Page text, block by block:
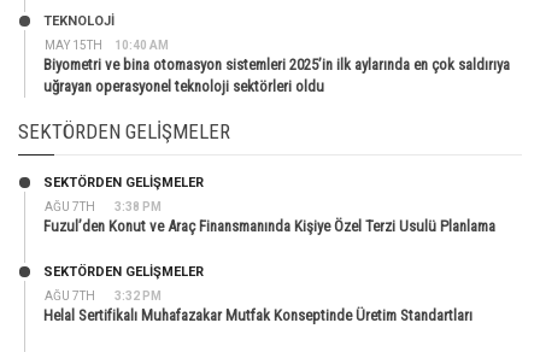
MAY 15TH 10:40 AM
TEKNOLOJİ
Biyometri ve bina otomasyon sistemleri 2025’in ilk aylarında en çok saldırıya
uğrayan operasyonel teknoloji sektörleri oldu
SEKTÖRDEN GELIŞMELER
AĞU 7TH 3:38 PM
SEKTÖRDEN GELIŞMELER
Fuzul’den Konut ve Araç Finansmanında Kişiye Özel Terzi Usulü Planlama
AĞU 7TH 3:32 PM
SEKTÖRDEN GELIŞMELER
Helal Sertifikalı Muhafazakar Mutfak Konseptinde Üretim Standartları